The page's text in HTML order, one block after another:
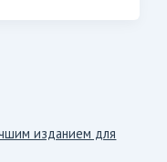
изданием для